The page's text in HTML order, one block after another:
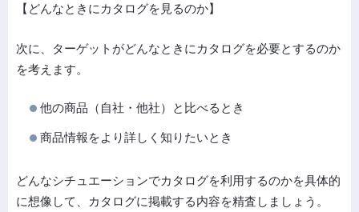
【どんなときにカタログを見るのか】
次に、ターゲットがどんなときにカタログを必要とするのか
を考えます。
他の商品（自社・他社）と比べるとき
商品情報をより詳しく知りたいとき
どんなシチュエーションでカタログを利用するのかを具体的
に想像して、カタログに掲載する内容を精査しましょう。